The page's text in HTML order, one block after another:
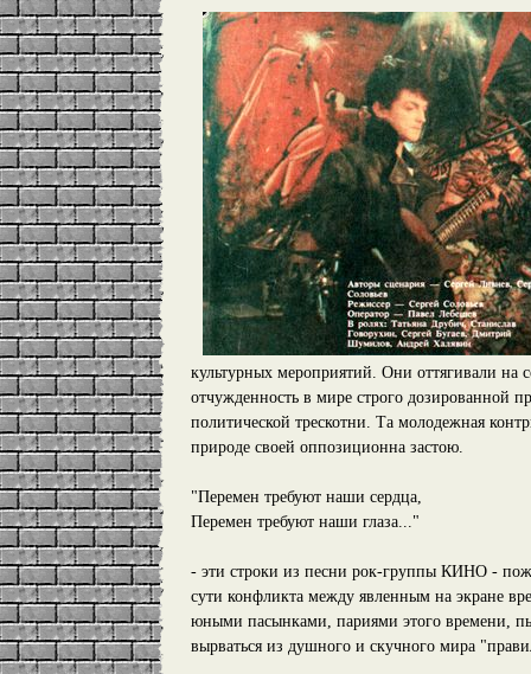
культурных мероприятий. Они оттягивали
отчужденность в мире строго дозированной
политической трескотни. Та молодежная
природе своей оппозиционна застою.
"Перемен требуют наши сердца,
Перемен требуют наши глаза..."
- эти строки из песни рок-группы КИНО -
сути конфликта между явленным на экране
юными пасынками, париями этого времени,
вырваться из душного и скучного мира